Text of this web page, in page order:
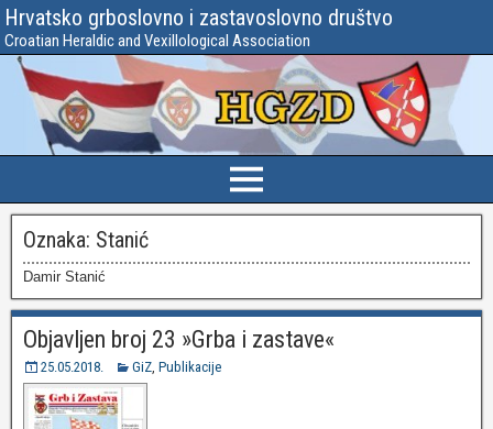
Hrvatsko grboslovno i zastavoslovno društvo
Croatian Heraldic and Vexillological Association
Oznaka: Stanić
Damir Stanić
Objavljen broj 23 »Grba i zastave«
25.05.2018. GiZ, Publikacije